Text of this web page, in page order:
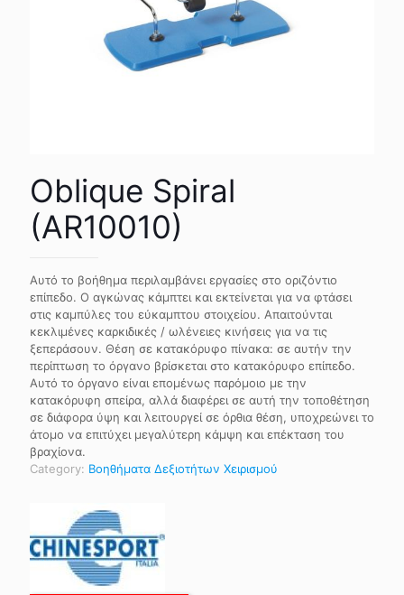
Oblique Spiral
(AR10010)
Αυτό το βοήθημα περιλαμβάνει εργασίες στο οριζόντιο
επίπεδο. Ο αγκώνας κάμπτει και εκτείνεται για να φτάσει
στις καμπύλες του εύκαμπτου στοιχείου. Απαιτούνται
κεκλιμένες καρκιδικές / ωλένειες κινήσεις για να τις
ξεπεράσουν. Θέση σε κατακόρυφο πίνακα: σε αυτήν την
περίπτωση το όργανο βρίσκεται στο κατακόρυφο επίπεδο.
Αυτό το όργανο είναι επομένως παρόμοιο με την
κατακόρυφη σπείρα, αλλά διαφέρει σε αυτή την τοποθέτηση
σε διάφορα ύψη και λειτουργεί σε όρθια θέση, υποχρεώνει το
άτομο να επιτύχει μεγαλύτερη κάμψη και επέκταση του
βραχίονα.
Category: Βοηθήματα Δεξιοτήτων Χειρισμού